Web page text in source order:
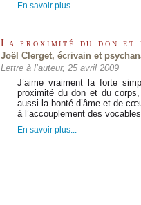
En savoir plus...
La proximité du don et
Joël Clerget, écrivain et
Lettre à l’auteur, 25 avril 2009
J’aime vraiment la forte
proximité du don et du
aussi la bonté d’âme et de
à l’accouplement des
En savoir plus...